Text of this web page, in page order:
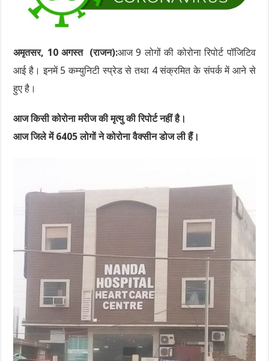
अमृतसर, 10 अगस्त (राजन):आज 9 लोगों की कोरोना रिपोर्ट पॉजिटिव
आई है। इनमें 5 कम्युनिटी स्प्रेड से तथा 4 संक्रमित के संपर्क में आने से
हुए है।
आज किसी कोरोना मरीज की मृत्यु की रिपोर्ट नहीं है।
आज जिले में 6405 लोगों ने कोरोना वैक्सीन डोज ली हैं।